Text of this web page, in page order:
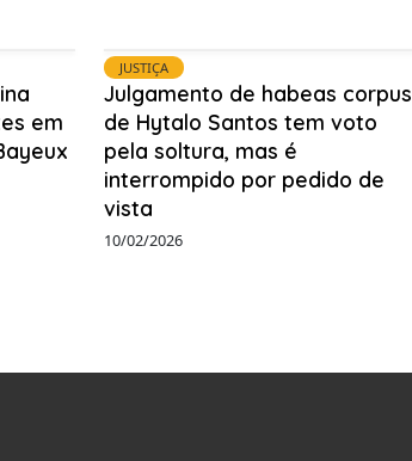
em
JUSTIÇA
Julgamento de habeas corpus
de Hytalo Santos tem voto
pela soltura, mas é
interrompido por pedido de
vista
10/02/2026